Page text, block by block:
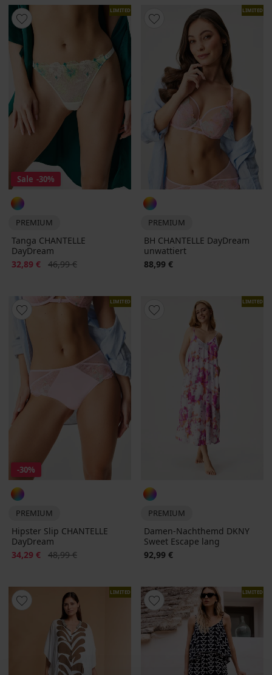
LIMITED
Sale -30%
PREMIUM
Tanga CHANTELLE
DayDream
Rabatt
32,89 € Alter Preis
46,99 €
LIMITED
PREMIUM
BH CHANTELLE DayDream
unwattiert
88,99 €
LIMITED
-30%
PREMIUM
Hipster Slip CHANTELLE
DayDream
Rabatt
34,29 € Alter Preis
48,99 €
LIMITED
PREMIUM
Damen-Nachthemd DKNY
Sweet Escape lang
92,99 €
LIMITED LIMITED